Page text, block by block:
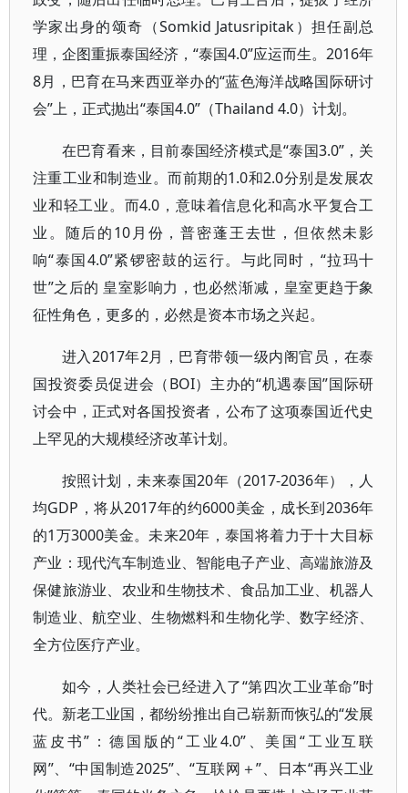
学家出身的颂奇（Somkid Jatusripitak）担任副总
理，企图重振泰国经济，“泰国4.0”应运而生。2016年
8月，巴育在马来西亚举办的“蓝色海洋战略国际研讨
会”上，正式抛出“泰国4.0”（Thailand 4.0）计划。
在巴育看来，目前泰国经济模式是“泰国3.0”，关
注重工业和制造业。而前期的1.0和2.0分别是发展农
业和轻工业。而4.0，意味着信息化和高水平复合工
业。随后的10月份，普密蓬王去世，但依然未影
响“泰国4.0”紧锣密鼓的运行。与此同时，“拉玛十
世”之后的 皇室影响力，也必然渐减，皇室更趋于象
征性角色，更多的，必然是资本市场之兴起。
进入2017年2月，巴育带领一级内阁官员，在泰
国投资委员促进会（BOI）主办的“机遇泰国”国际研
讨会中，正式对各国投资者，公布了这项泰国近代史
上罕见的大规模经济改革计划。
按照计划，未来泰国20年（2017-2036年），人
均GDP，将从2017年的约6000美金，成长到2036年
的1万3000美金。未来20年，泰国将着力于十大目标
产业：现代汽车制造业、智能电子产业、高端旅游及
保健旅游业、农业和生物技术、食品加工业、机器人
制造业、航空业、生物燃料和生物化学、数字经济、
全方位医疗产业。
如今，人类社会已经进入了“第四次工业革命”时
代。新老工业国，都纷纷推出自己崭新而恢弘的“发展
蓝皮书”：德国版的“工业4.0”、美国“工业互联
网”、“中国制造2025”、“互联网＋”、日本“再兴工业